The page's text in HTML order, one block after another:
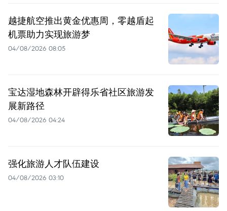
越捷航空推出黄金优惠周，零越盾起
机票助力实现旅游梦
04/08/2026 08:05
宝达湿地森林开辟得乐省社区旅游发
展新路径
04/08/2026 04:24
强化旅游人才队伍建设
04/08/2026 03:10